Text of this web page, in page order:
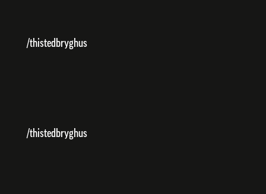
/thistedbryghus
/thistedbryghus